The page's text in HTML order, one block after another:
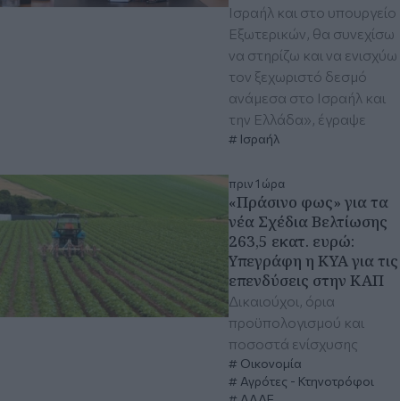
Ισραήλ και στο υπουργείο
Εξωτερικών, θα συνεχίσω
να στηρίζω και να ενισχύω
τον ξεχωριστό δεσμό
ανάμεσα στο Ισραήλ και
την Ελλάδα», έγραψε
Ισραήλ
πριν 1 ώρα
«Πράσινο φως» για τα
νέα Σχέδια Βελτίωσης
263,5 εκατ. ευρώ:
Υπεγράφη η ΚΥΑ για τις
επενδύσεις στην ΚΑΠ
Δικαιούχοι, όρια
προϋπολογισμού και
ποσοστά ενίσχυσης
Οικονομία
Αγρότες - Κτηνοτρόφοι